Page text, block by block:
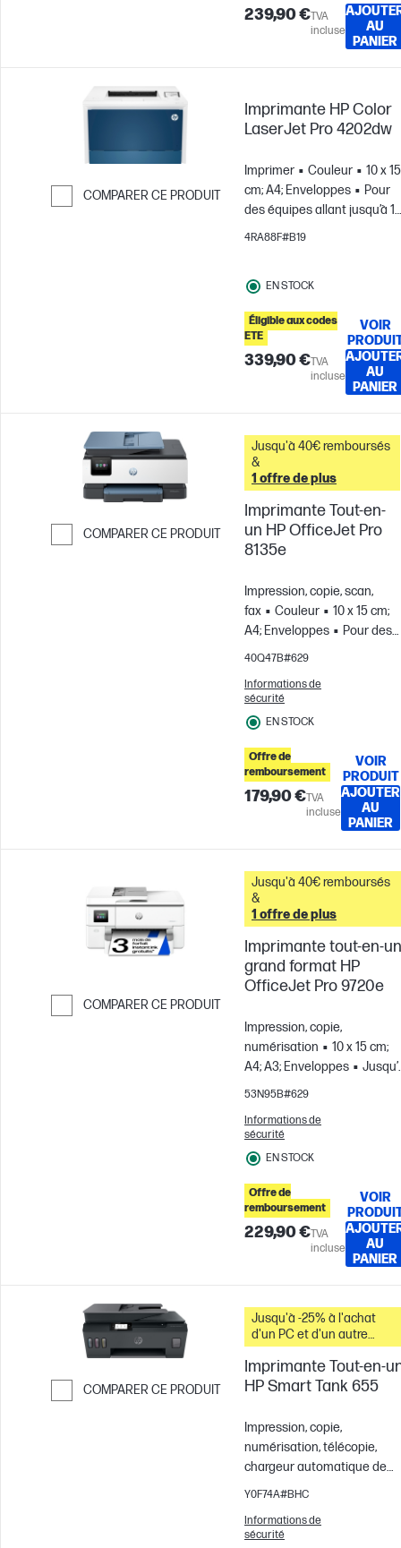
239,90 €TVA
incluse
AU
PANIER
COMPARER CE PRODUIT
Imprimante HP Color
LaserJet Pro 4202dw
Imprimer Couleur
10 x 15
cm; A4; Enveloppes
Pour
des équipes allant jusqu’à 10
utilisateurs; Jusqu’à 4 000
4RA88F#B19
EN STOCK
Éligible aux codes
ETE
339,90 €TVA
incluse
VOIR
AU
PANIER
COMPARER CE PRODUIT
Jusqu'à 40€ remboursés
&
1 offre de plus
Imprimante Tout-en-
un HP OfficeJet Pro
8135e
Impression, copie, scan,
fax
Couleur
10 x 15 cm;
A4; Enveloppes
Pour des
équipes allant jusqu'à 5
pages par mois
40Q47B#629
Informations de
sécurité
EN STOCK
Offre de
remboursement
179,90 €TVA
incluse
VOIR
PRODUIT
AJOUTER
AU
PANIER
COMPARER CE PRODUIT
Jusqu'à 40€ remboursés
&
1 offre de plus
Imprimante tout-en-un
grand format HP
OfficeJet Pro 9720e
Impression, copie,
numérisation
10 x 15 cm;
A4; A3; Enveloppes
1 500 pages par mois
53N95B#629
Informations de
sécurité
EN STOCK
Offre de
remboursement
229,90 €TVA
incluse
VOIR
AU
PANIER
COMPARER CE PRODUIT
Jusqu'à -25% à l'achat
d'un PC et d'un autre
produit
Imprimante Tout-en-
HP Smart Tank 655
Impression, copie,
numérisation, télécopie,
chargeur automatique de
documents et sans
Enveloppes
Y0F74A#BHC
Informations de
sécurité